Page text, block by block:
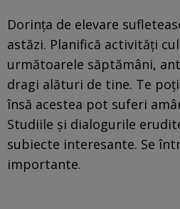
Dorința de elevare
astăzi. Planifică activități
următoarele săptămâni,
dragi alături de tine. Te
însă acestea pot suferi
Studiile și dialogurile
subiecte interesante. Se
importante.